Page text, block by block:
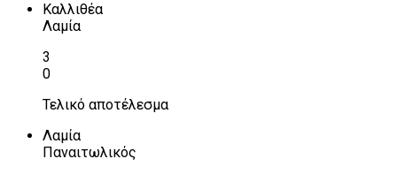
Καλλιθέα
Λαμία
3
0
Τελικό αποτέλεσμα
Λαμία
Παναιτωλικός